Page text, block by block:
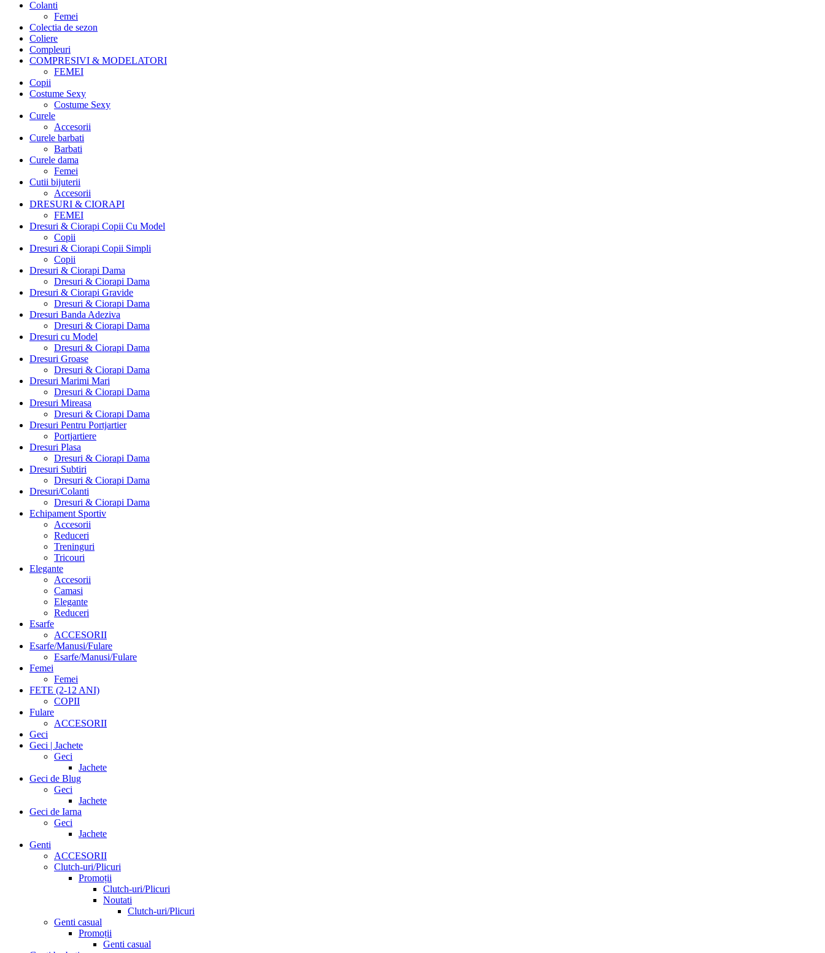
Colanti
Femei
Colectia de sezon
Coliere
Compleuri
COMPRESIVI & MODELATORI
FEMEI
Copii
Costume Sexy
Costume Sexy
Curele
Accesorii
Curele barbati
Barbati
Curele dama
Femei
Cutii bijuterii
Accesorii
DRESURI & CIORAPI
FEMEI
Dresuri & Ciorapi Copii Cu Model
Copii
Dresuri & Ciorapi Copii Simpli
Copii
Dresuri & Ciorapi Dama
Dresuri & Ciorapi Dama
Dresuri & Ciorapi Gravide
Dresuri & Ciorapi Dama
Dresuri Banda Adeziva
Dresuri & Ciorapi Dama
Dresuri cu Model
Dresuri & Ciorapi Dama
Dresuri Groase
Dresuri & Ciorapi Dama
Dresuri Marimi Mari
Dresuri & Ciorapi Dama
Dresuri Mireasa
Dresuri & Ciorapi Dama
Dresuri Pentru Portjartier
Portjartiere
Dresuri Plasa
Dresuri & Ciorapi Dama
Dresuri Subtiri
Dresuri & Ciorapi Dama
Dresuri/Colanti
Dresuri & Ciorapi Dama
Echipament Sportiv
Accesorii
Reduceri
Treninguri
Tricouri
Elegante
Accesorii
Camasi
Elegante
Reduceri
Esarfe
ACCESORII
Esarfe/Manusi/Fulare
Esarfe/Manusi/Fulare
Femei
Femei
FETE (2-12 ANI)
COPII
Fulare
ACCESORII
Geci
Geci | Jachete
Geci
Jachete
Geci de Blug
Geci
Jachete
Geci de Iarna
Geci
Jachete
Genti
ACCESORII
Clutch-uri/Plicuri
Promoții
Clutch-uri/Plicuri
Noutati
Clutch-uri/Plicuri
Genti casual
Promoții
Genti casual